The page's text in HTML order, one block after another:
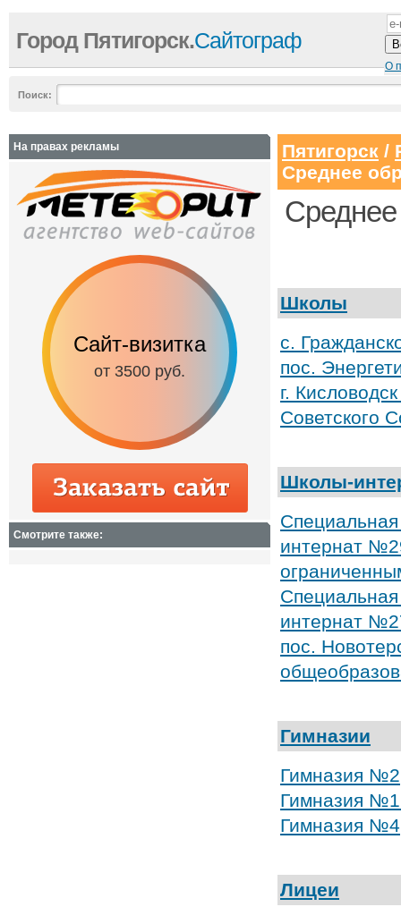
О
Город Пятигорск.Сайтограф
Поиск:
Пятигорск /
Среднее
Среднее
Школы
с.
пос.
г.
Советского
Школы-
интернат
интернат
пос.
Гимназии
Гимназия №2
Гимназия
Гимназия №4
Лицеи
На правах рекламы
Сайт-визитка
от 3500 руб.
Сайт с
от 6500 руб.
Смотрите также: